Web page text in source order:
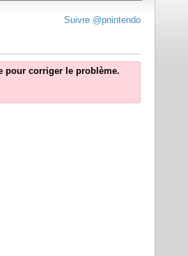
Suivre @pnintendo
pour corriger le problème.